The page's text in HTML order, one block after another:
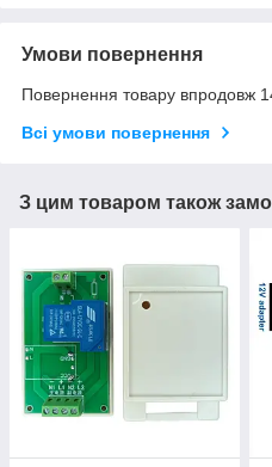
Умови повернення
Повернення товару впродовж
Всі умови повернення
З цим товаром також